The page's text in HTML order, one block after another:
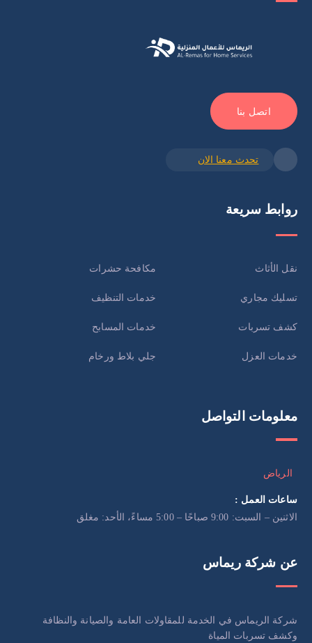
اتصل بنا
تحدث معنا الان
روابط سريعة
نقل الأثاث مكافحة حشرات
تسليك مجاري خدمات التنظيف
كشف تسربات خدمات المسابح
خدمات العزل جلي بلاط ورخام
معلومات التواصل
الرياض
ساعات العمل :
الاثنين – السبت: 9:00 صباحًا – 5:00 مساءً، الأحد: مغلق
عن شركة ريماس
شركة الريماس في الخدمة للمقاولات العامة والصيانة والنظافة
وكشف تسربات المياة